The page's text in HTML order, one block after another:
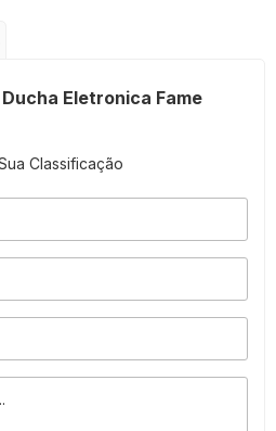
Eletronica Fame
Classificação